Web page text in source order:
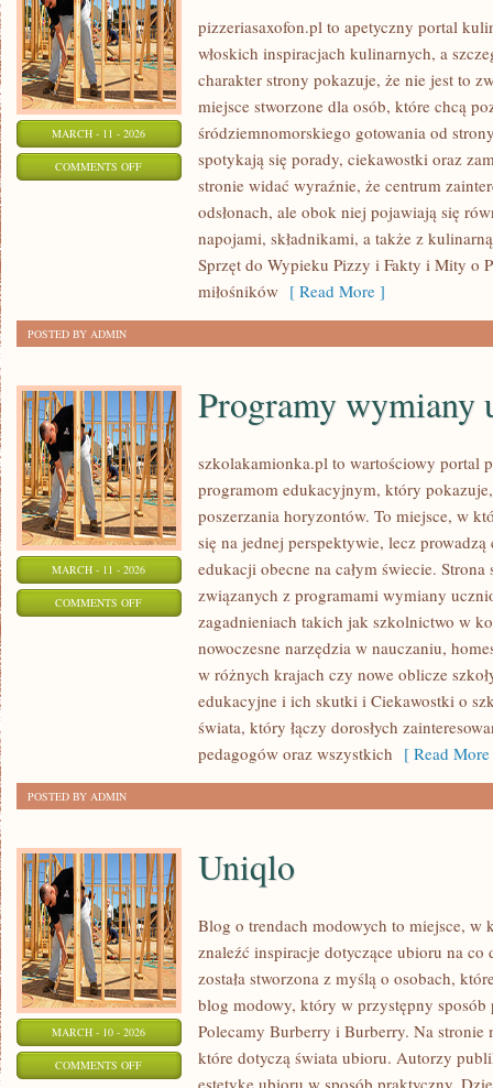
MARCH - 11 - 2026
COMMENTS OFFON
REGIONALNE
pizzeriasaxofon.pl to apetyczny portal
włoskich inspiracjach kulinarnych, a
charakter strony pokazuje, że nie jest to
miejsce stworzone dla osób, które chcą
śródziemnomorskiego gotowania od
spotykają się porady, ciekawostki oraz
stronie widać wyraźnie, że centrum
odsłonach, ale obok niej pojawiają się
napojami, składnikami, a także z
Sprzęt do Wypieku Pizzy i Fakty i Mity o
miłośników [ Read More ]
POSTED BY ADMIN
MARCH - 11 - 2026
COMMENTS OFFON
PROGRAMY
UCZNIOWSKIEJ
Programy wymiany
szkolakamionka.pl to wartościowy portal
programom edukacyjnym, który
poszerzania horyzontów. To miejsce, w
się na jednej perspektywie, lecz
edukacji obecne na całym świecie. Strona
związanych z programami wymiany
zagadnieniach takich jak szkolnictwo w
nowoczesne narzędzia w nauczaniu,
w różnych krajach czy nowe oblicze
edukacyjne i ich skutki i Ciekawostki o
świata, który łączy dorosłych
pedagogów oraz wszystkich [ Read
POSTED BY ADMIN
MARCH - 10 - 2026
COMMENTS OFFON
Uniqlo
Blog o trendach modowych to miejsce, w
znaleźć inspiracje dotyczące ubioru na
została stworzona z myślą o osobach,
blog modowy, który w przystępny sposób
Polecamy Burberry i Burberry. Na stronie
które dotyczą świata ubioru. Autorzy
estetykę ubioru w sposób praktyczny.